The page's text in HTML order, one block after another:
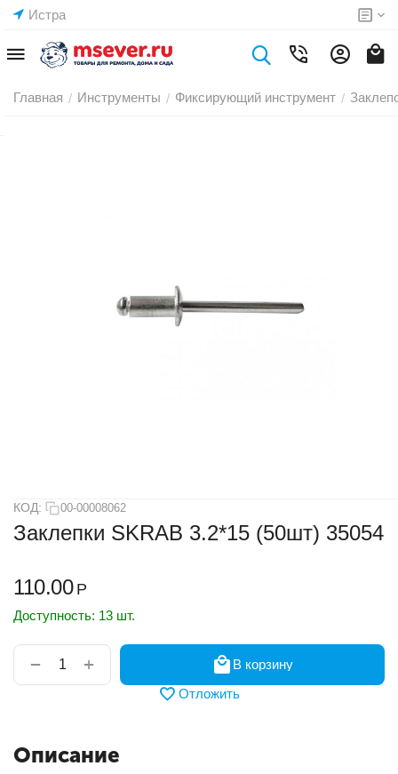
Истра
Главная / Инструменты / Фиксирующий инструмент /
КОД: 00-00008062
Заклепки SKRAB 3.2*15 (50шт) 35054
110.00 Р
Доступность: 13 шт.
+
−
В корзину
Отложить
Описание